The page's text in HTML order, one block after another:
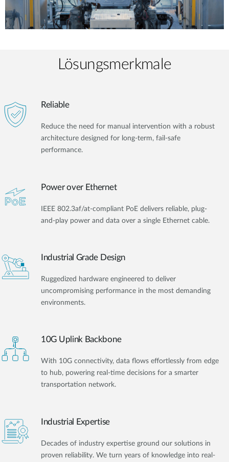
Lösungsmerkmale
Reliable
Reduce the need for manual intervention with a robust
architecture designed for long-term, fail-safe
performance.
Power over Ethernet
IEEE 802.3af/at-compliant PoE delivers reliable, plug-
and-play power and data over a single Ethernet cable.
Industrial Grade Design
Ruggedized hardware engineered to deliver
uncompromising performance in the most demanding
environments.
10G Uplink Backbone
With 10G connectivity, data flows effortlessly from edge
to hub, powering real-time decisions for a smarter
transportation network.
Industrial Expertise
Decades of industry expertise ground our solutions in
proven reliability. We turn years of knowledge into real-